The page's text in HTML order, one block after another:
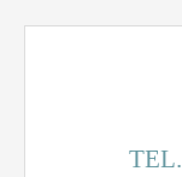
TEL.